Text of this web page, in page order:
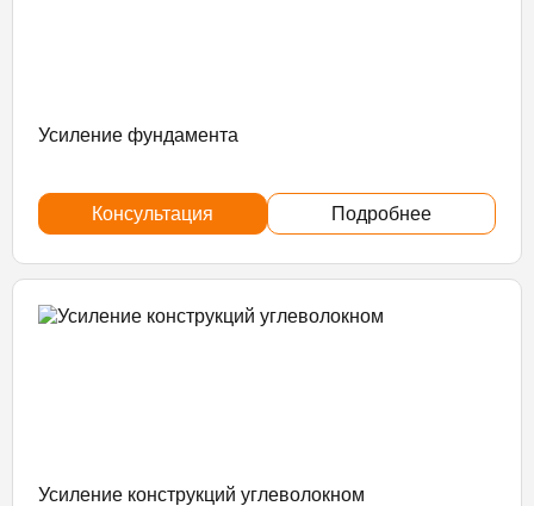
Усиление фундамента
Консультация Подробнее
Усиление конструкций углеволокном